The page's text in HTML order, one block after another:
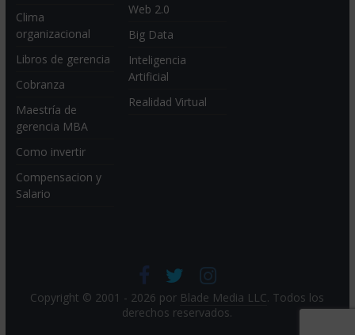
Clima
organizacional
Libros de gerencia
Cobranza
Maestría de
gerencia MBA
Como invertir
Compensacion y
Salario
Web 2.0
Big Data
Inteligencia
Artificial
Realidad Virtual
Copyright © 2001 - 2026 por Blade Media LLC. Todos los
derechos reservados.